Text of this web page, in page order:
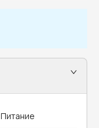
Питание